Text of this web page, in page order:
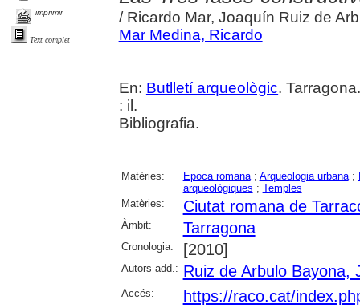
imprimir
Text complet
/ Ricardo Mar, Joaquín Ruiz de
Mar Medina, Ricardo
En: Butlletí arqueològic.
: il.
Bibliografia.
Matèries: Epoca romana; Arqueologia urbana;
arqueològiques ; Temples
Matèries:
Ciutat romana de
Àmbit: Tarragona
Cronologia: [2010]
Autors add.: Ruiz de Arbulo Bayona,
Accés: https://raco.cat/